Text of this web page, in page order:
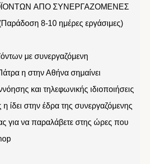
ΑΠΟ ΣΥΝΕΡΓΑΖΟΜΕΝΕΣ
8-10 ημέρες εργάσιμες)
με συνεργαζόμενη
η στην Αθήνα σημαίνει
και τηλεφωνικής ιδιοποιήσεις
η ίδει στην έδρα της συνεργαζόμενης
για να παραλάβετε στης ώρες που